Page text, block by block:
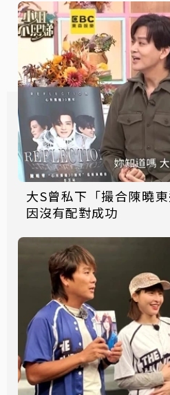
大S曾私下「撮合陳曉
因沒有配對成功